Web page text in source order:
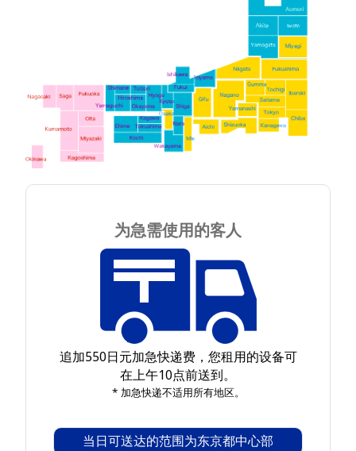
为急需使用的客人
追加550日元加急快递费，您租用的设备可
在上午10点前送到。
* 加急快递不适用所有地区。
当日可送达的范围为东京都中心部